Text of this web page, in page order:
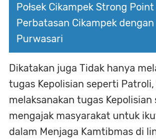
Połsek Cikampek Strong
Perbatasan Cikampek dengan
Purwasari
Dikatakan juga Tidak hanya
tugas Kepolisian seperti
melaksanakan tugas Kepolisian
mengajak masyarakat untuk
dalam Menjaga Kamtibmas di